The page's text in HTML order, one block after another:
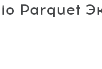
Parquet